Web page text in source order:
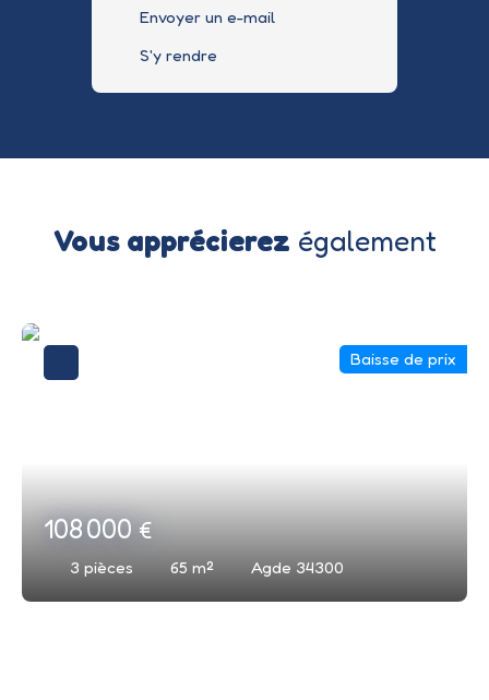
Envoyer un e-mail
S'y rendre
Vous apprécierez également
108 000€
3 pièces 65 m² Agde 34300
Baisse de prix